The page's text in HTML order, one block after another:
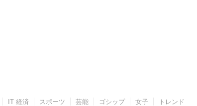
IT 経済 スポーツ 芸能 ゴシップ 女子 トレンド